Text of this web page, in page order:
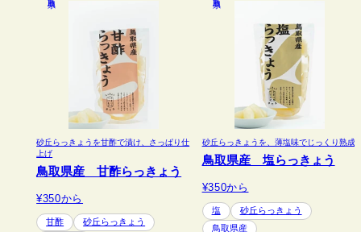
砂丘らっきょうを甘酢で漬け、さっぱり仕
上げ
鳥取県産 甘酢らっきょう
¥350から
甘酢 砂丘らっきょう
砂丘らっきょうを、薄塩味でじっくり熟成
鳥取県産 塩らっきょう
¥350から
塩
砂丘らっきょう
鳥取県産